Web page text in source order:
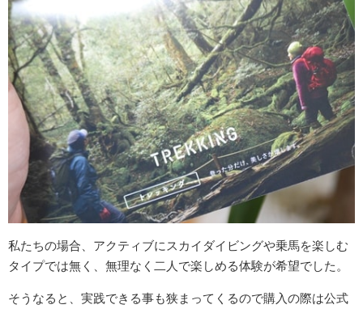
私たちの場合、アクティブにスカイダイビングや乗馬を楽しむ
タイプでは無く、無理なく二人で楽しめる体験が希望でした。
そうなると、実践できる事も狭まってくるので購入の際は公式